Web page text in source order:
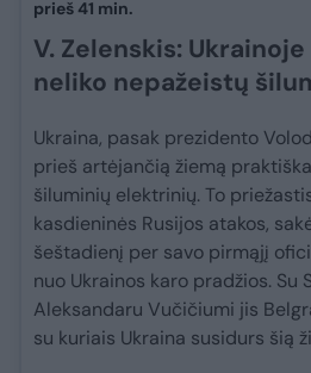
prieš 41 min.
V. Zelenskis:
neliko nepažeistų
Ukraina, pasak prezidento
prieš artėjančią žiemą
šiluminių elektrinių. To
kasdieninės Rusijos atakos,
šeštadienį per savo pirmąjį
nuo Ukrainos karo pradžios. Su
Aleksandaru Vučičiumi jis
su kuriais Ukraina susidurs šią